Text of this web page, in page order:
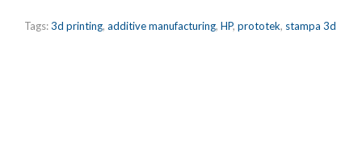
Tags:3d printing, additive manufacturing, HP, prototek, stampa 3d